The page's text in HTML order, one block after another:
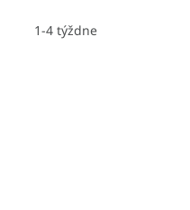
1-4 týždne